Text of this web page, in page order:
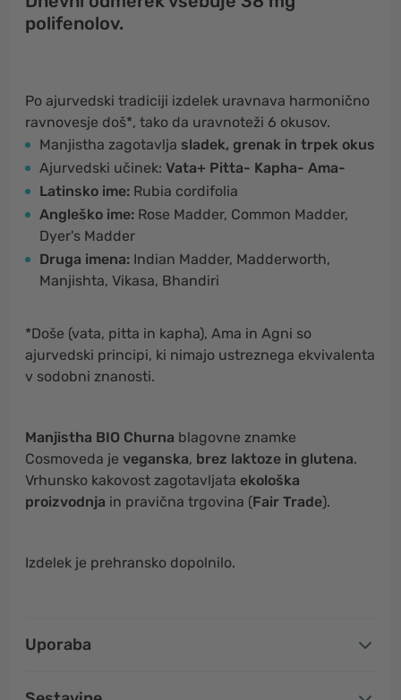
polifenolov.
Po ajurvedski tradiciji izdelek uravnava harmonično
ravnovesje doš*, tako da uravnoteži 6 okusov.
Manjistha zagotavlja sladek, grenak in trpek okus
Ajurvedski učinek: Vata+ Pitta- Kapha- Ama-
Latinsko ime: Rubia cordifolia
Angleško ime: Rose Madder, Common Madder,
Dyer's Madder
Druga imena: Indian Madder, Madderworth,
Manjishta, Vikasa, Bhandiri
*Doše (vata, pitta in kapha), Ama in Agni so
ajurvedski principi, ki nimajo ustreznega ekvivalenta
v sodobni znanosti.
Manjistha BIO Churna blagovne znamke
Cosmoveda je veganska, brez laktoze in glutena.
Vrhunsko kakovost zagotavljata ekološka
proizvodnja in pravična trgovina (Fair Trade).
Izdelek je prehransko dopolnilo.
Uporaba